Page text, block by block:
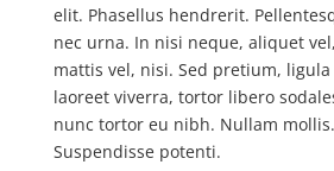
elit. Phasellus hendrerit.
nec urna. In nisi neque, aliquet
mattis vel, nisi. Sed pretium,
laoreet viverra, tortor libero
nunc tortor eu nibh. Nullam
Suspendisse potenti.